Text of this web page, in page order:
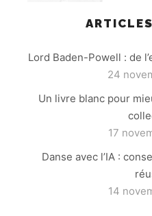
Lord Baden-Powell : de
24
Un livre blanc pour
17
Danse avec l’IA :
14